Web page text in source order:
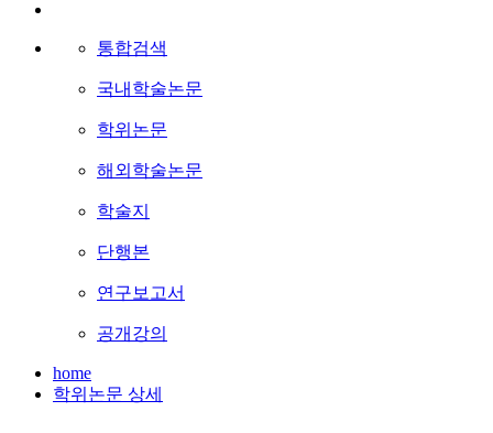
통합검색
국내학술논문
학위논문
해외학술논문
학술지
단행본
연구보고서
공개강의
home
학위논문 상세